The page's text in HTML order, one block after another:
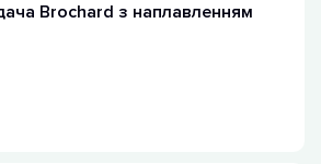
Brochard з наплавленням